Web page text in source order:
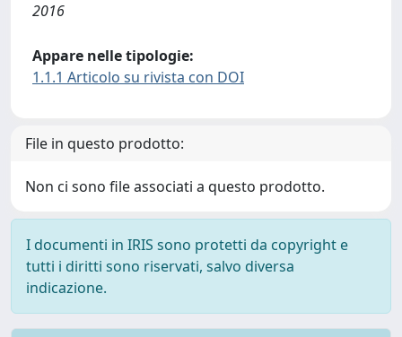
2016
Appare nelle tipologie:
1.1.1 Articolo su rivista con DOI
File in questo prodotto:
Non ci sono file associati a questo prodotto.
I documenti in IRIS sono protetti da copyright e
tutti i diritti sono riservati, salvo diversa
indicazione.